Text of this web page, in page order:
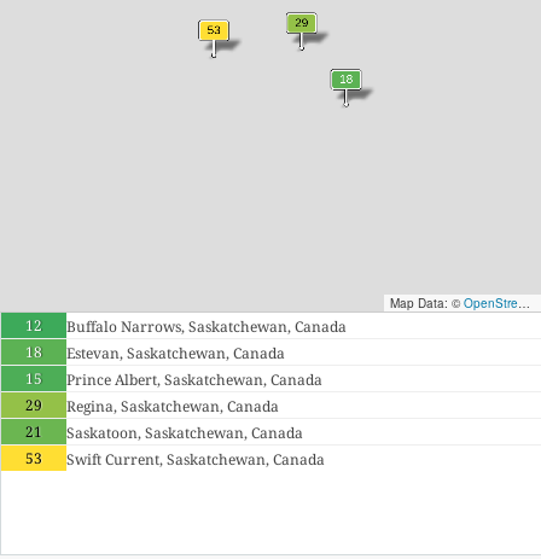
Map Data: © OpenStreetMap contributors
12
Buffalo Narrows, Saskatchewan, Canada
18
Estevan, Saskatchewan, Canada
15
Prince Albert, Saskatchewan, Canada
29
Regina, Saskatchewan, Canada
21
Saskatoon, Saskatchewan, Canada
53
Swift Current, Saskatchewan, Canada